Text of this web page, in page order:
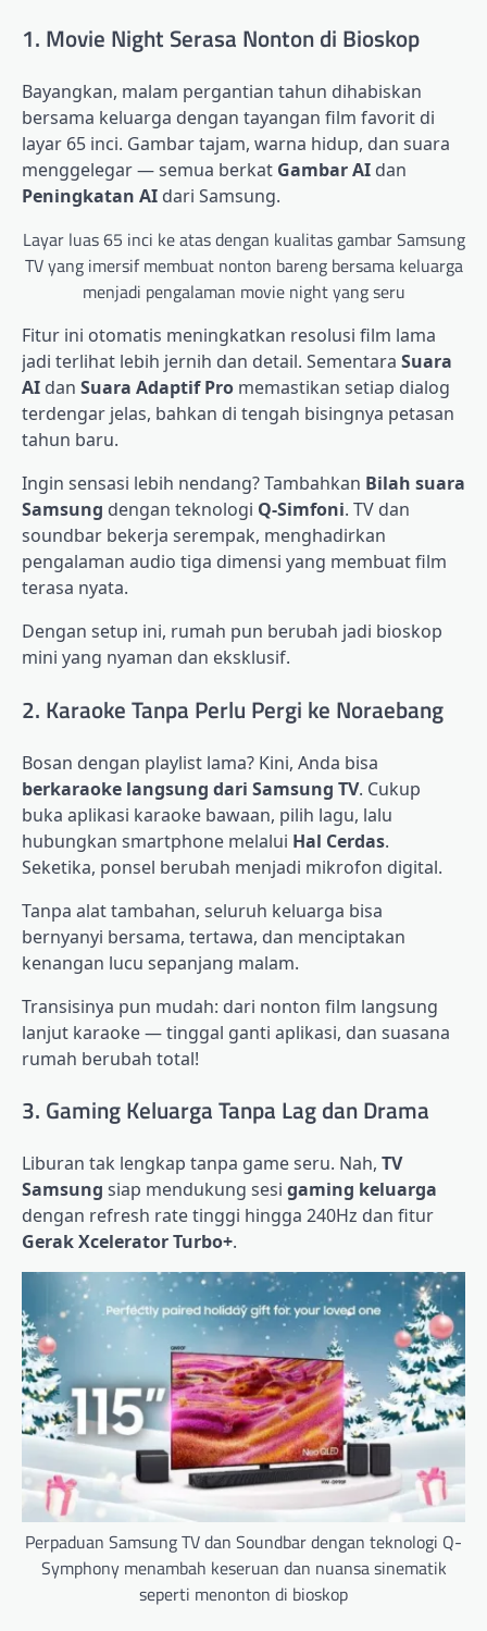
1. Movie Night Serasa Nonton di Bioskop
Bayangkan, malam pergantian tahun dihabiskan
bersama keluarga dengan tayangan film favorit di
layar 65 inci. Gambar tajam, warna hidup, dan suara
menggelegar — semua berkat Gambar AI dan
Peningkatan AI dari Samsung.
Layar luas 65 inci ke atas dengan kualitas gambar Samsung
TV yang imersif membuat nonton bareng bersama keluarga
menjadi pengalaman movie night yang seru
Fitur ini otomatis meningkatkan resolusi film lama
jadi terlihat lebih jernih dan detail. Sementara Suara
AI dan Suara Adaptif Pro memastikan setiap dialog
terdengar jelas, bahkan di tengah bisingnya petasan
tahun baru.
Ingin sensasi lebih nendang? Tambahkan Bilah suara
Samsung dengan teknologi Q-Simfoni. TV dan
soundbar bekerja serempak, menghadirkan
pengalaman audio tiga dimensi yang membuat film
terasa nyata.
Dengan setup ini, rumah pun berubah jadi bioskop
mini yang nyaman dan eksklusif.
2. Karaoke Tanpa Perlu Pergi ke Noraebang
Bosan dengan playlist lama? Kini, Anda bisa
berkaraoke langsung dari Samsung TV. Cukup
buka aplikasi karaoke bawaan, pilih lagu, lalu
hubungkan smartphone melalui Hal Cerdas.
Seketika, ponsel berubah menjadi mikrofon digital.
Tanpa alat tambahan, seluruh keluarga bisa
bernyanyi bersama, tertawa, dan menciptakan
kenangan lucu sepanjang malam.
Transisinya pun mudah: dari nonton film langsung
lanjut karaoke — tinggal ganti aplikasi, dan suasana
rumah berubah total!
3. Gaming Keluarga Tanpa Lag dan Drama
Liburan tak lengkap tanpa game seru. Nah, TV
Samsung siap mendukung sesi gaming keluarga
dengan refresh rate tinggi hingga 240Hz dan fitur
Gerak Xcelerator Turbo+.
Perpaduan Samsung TV dan Soundbar dengan teknologi Q-
Symphony menambah keseruan dan nuansa sinematik
seperti menonton di bioskop